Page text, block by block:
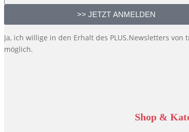
>> JETZT ANMELDEN
Ja, ich willige in den Erhalt des PLUS.Newsletters
möglich.
Shop &